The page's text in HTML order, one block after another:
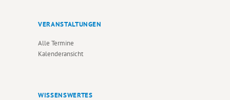
VERANSTALTUNGEN
Alle Termine
Kalenderansicht
WISSENSWERTES